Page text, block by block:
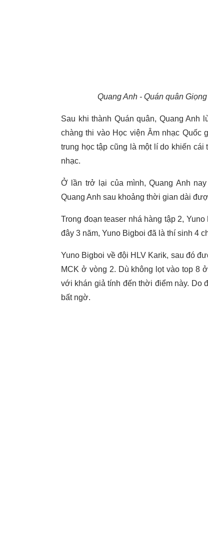
Quang Anh - Quán quân
Sau khi thành Quán quân, Quang Anh
chàng thi vào Học viện Âm nhạc Quốc
trung học tập cũng là một lí do khiến
nhạc.
Ở lần trở lại của mình, Quang Anh
Quang Anh sau khoảng thời gian dài
Trong đoạn teaser nhá hàng tập 2,
đây 3 năm, Yuno Bigboi đã là thí sinh 4
Yuno Bigboi về đội HLV Karik, sau đó
MCK ở vòng 2. Dù không lọt vào top 8 ở
với khán giả tính đến thời điểm này. Do
bất ngờ.